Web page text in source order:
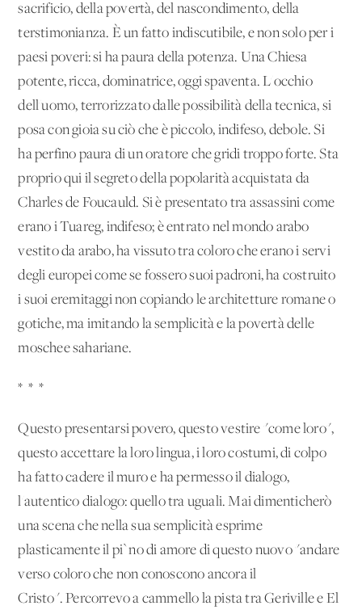
sacrificio, della povertà, del nascondimento, della
terstimonianza. È un fatto indiscutibile, e non solo per i
paesi poveri: si ha paura della potenza. Una Chiesa
potente, ricca, dominatrice, oggi spaventa. L'occhio
dell'uomo, terrorizzato dalle possibilità della tecnica, si
posa con gioia su ciò che è piccolo, indifeso, debole. Si
ha perfino paura di un oratore che gridi troppo forte. Sta
proprio qui il segreto della popolarità acquistata da
Charles de Foucauld. Si è presentato tra assassini come
erano i Tuareg, indifeso; è entrato nel mondo arabo
vestito da arabo, ha vissuto tra coloro che erano i servi
degli europei come se fossero suoi padroni, ha costruito
i suoi eremitaggi non copiando le architetture romane o
gotiche, ma imitando la semplicità e la povertà delle
moschee sahariane.
* * *
Questo presentarsi povero, questo vestire "come loro",
questo accettare la loro lingua, i loro costumi, di colpo
ha fatto cadere il muro e ha permesso il dialogo,
l'autentico dialogo: quello tra uguali. Mai dimenticherò
una scena che nella sua semplicità esprime
plasticamente il pi`no di amore di questo nuovo "andare
verso coloro che non conoscono ancora il
Cristo". Percorrevo a cammello la pista tra Geriville e El